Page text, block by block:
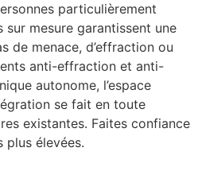
particulièrement
mesure garantissent une
de menace, d’effraction ou
anti-effraction et anti-
autonome, l’espace
se fait en toute
existantes. Faites confiance
plus élevées.